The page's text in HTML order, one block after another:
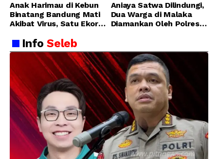
Anak Harimau di Kebun
Binatang Bandung Mati
Akibat Virus, Satu Ekor
Membaik
Aniaya Satwa Dilindungi,
Dua Warga di Malaka
Diamankan Oleh Polres
InfoSeleb